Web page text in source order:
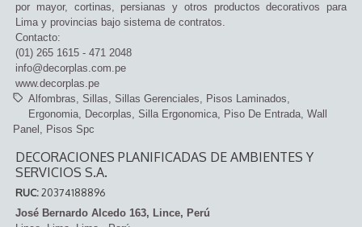
por mayor, cortinas, persianas y otros productos decorativos para
Lima y provincias bajo sistema de contratos.
Contacto:
(01) 265 1615 - 471 2048
info@decorplas.com.pe
www.decorplas.pe
Alfombras
Sillas Sillas Gerenciales
Pisos Laminados
Ergonomia
Decorplas Silla Ergonomica Piso De Entrada Wall
Panel
Pisos Spc
DECORACIONES PLANIFICADAS DE AMBIENTES Y
SERVICIOS S.A.
RUC:20374188896
José Bernardo Alcedo 163, Lince, Perú